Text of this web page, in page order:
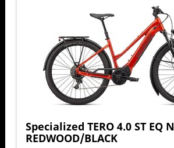
Specialized TERO 4.0 ST EQ
REDWOOD/BLACK